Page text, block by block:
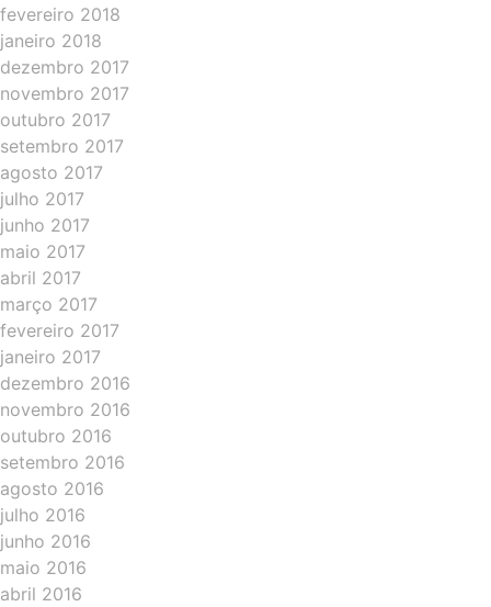
fevereiro 2018
janeiro 2018
dezembro 2017
novembro 2017
outubro 2017
setembro 2017
agosto 2017
julho 2017
junho 2017
maio 2017
abril 2017
março 2017
fevereiro 2017
janeiro 2017
dezembro 2016
novembro 2016
outubro 2016
setembro 2016
agosto 2016
julho 2016
junho 2016
maio 2016
abril 2016